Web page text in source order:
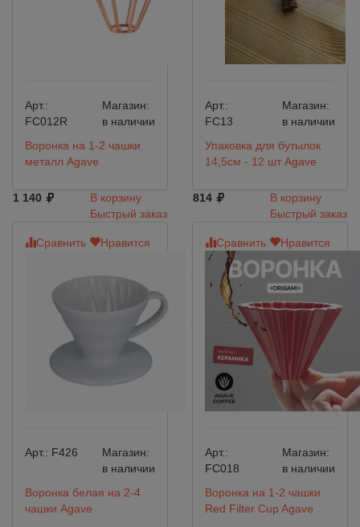
Арт.:
FC012R
Магазин:
в наличии
Воронка на 1-2 чашки
металл Agave
1 140
В корзину
Быстрый заказ
Арт.:
FC13
Магазин:
в наличии
Упаковка для бутылок
14,5см - 12 шт Agave
814
В корзину
Быстрый заказ
Сравнить Нравится
Арт.: F426
Магазин:
в наличии
Воронка белая на 2-4
чашки Agave
Сравнить Нравится
Арт.:
FC018
Магазин:
в наличии
Воронка на 1-2 чашки
Red Filter Cup Agave